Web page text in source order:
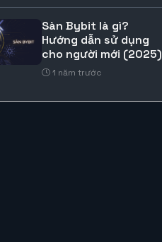
Sàn Bybit là gì?
Hướng dẫn sử dụng
cho người mới (2025)
1 năm trước